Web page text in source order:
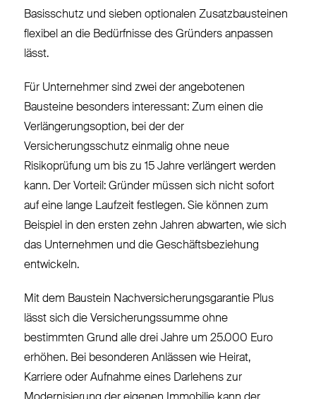
Basisschutz und sieben optionalen Zusatzbausteinen
flexibel an die Bedürfnisse des Gründers anpassen
lässt.
Für Unternehmer sind zwei der angebotenen
Bausteine besonders interessant: Zum einen die
Verlängerungsoption, bei der der
Versicherungsschutz einmalig ohne neue
Risikoprüfung um bis zu 15 Jahre verlängert werden
kann. Der Vorteil: Gründer müssen sich nicht sofort
auf eine lange Laufzeit festlegen. Sie können zum
Beispiel in den ersten zehn Jahren abwarten, wie sich
das Unternehmen und die Geschäftsbeziehung
entwickeln.
Mit dem Baustein Nachversicherungsgarantie Plus
lässt sich die Versicherungssumme ohne
bestimmten Grund alle drei Jahre um 25.000 Euro
erhöhen. Bei besonderen Anlässen wie Heirat,
Karriere oder Aufnahme eines Darlehens zur